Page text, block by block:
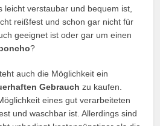
leicht verstaubar und bequem ist,
reißfest und schon gar nicht für
geeignet ist oder gar um einen
?
auch die Möglichkeit ein
Gebrauch zu kaufen.
eines gut verarbeiteten
und waschbar ist. Allerdings sind